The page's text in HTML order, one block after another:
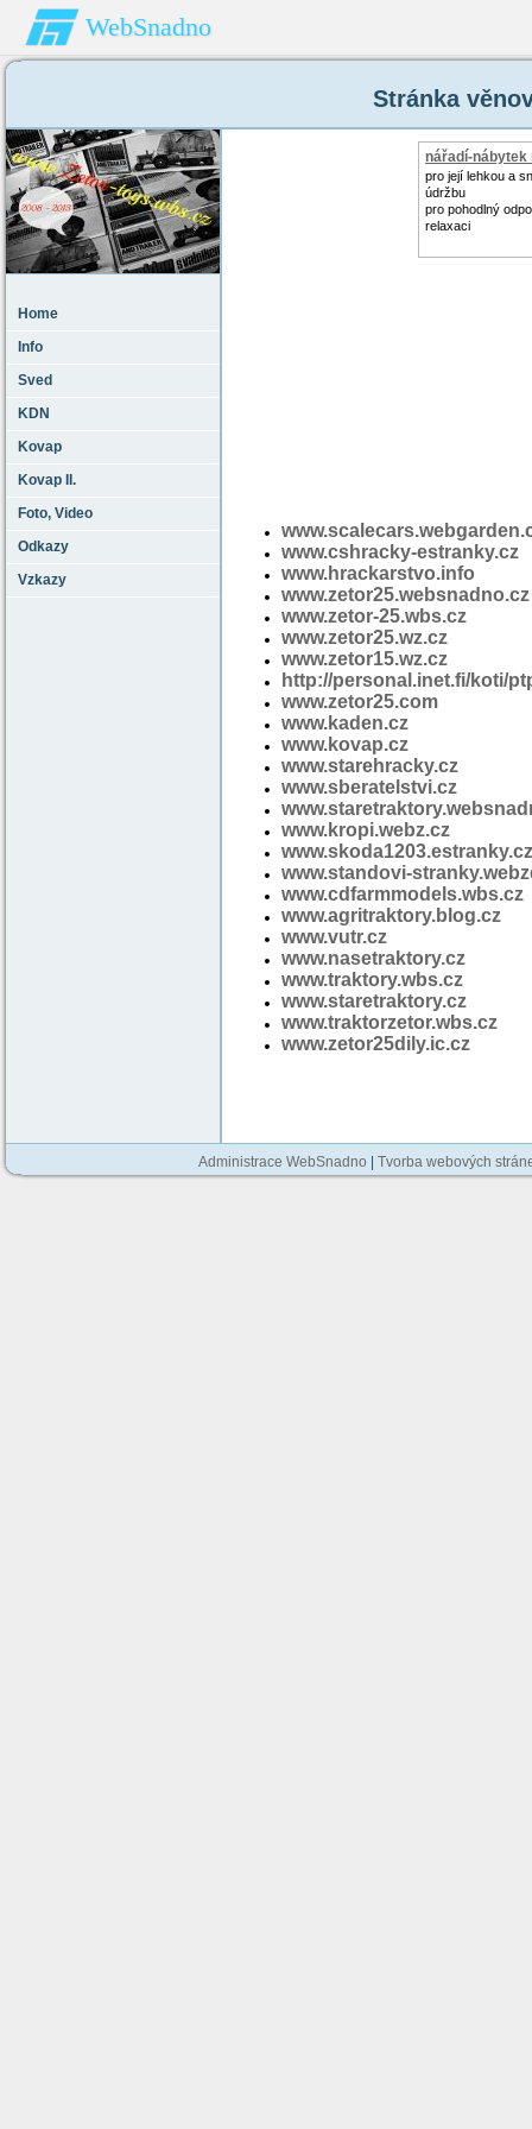
WebSnadno
Stránka
Home
Info
Sved
KDN
Kovap
Kovap II.
Foto‚ Video
Odkazy
Vzkazy
nářadí-nábytek
zahradu
pro její lehkou a
údržbu
pro pohodlný
relaxaci
www.cshracky-estranky.cz
www.hrackarstvo.info
www.zetor25.websnadno.cz
www.zetor-25.wbs.cz
www.zetor25.wz.cz
www.zetor15.wz.cz
http://personal.inet.fi/koti/
www.zetor25.com
www.kaden.cz
www.kovap.cz
www.starehracky.cz
www.sberatelstvi.cz
www.kropi.webz.cz
www.skoda1203.estranky.cz
www.standovi-
www.cdfarmmodels.wbs.cz
www.agritraktory.blog.cz
www.vutr.cz
www.nasetraktory.cz
www.traktory.wbs.cz
www.staretraktory.cz
www.traktorzetor.wbs.cz
www.zetor25dily.ic.cz
Administrace WebSnadno |Tvorba webových